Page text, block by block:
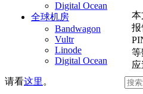
Digital Ocean
全球机房
Bandwagon
Vultr
Linode
Digital Ocean
本
报
等
请看这里 。